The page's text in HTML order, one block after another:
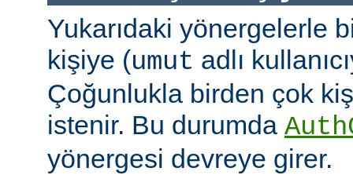
Yukarıdaki yönergelerle
kişiye (umut adlı
Çoğunlukla birden çok
istenir. Bu durumda
yönergesi devreye girer.